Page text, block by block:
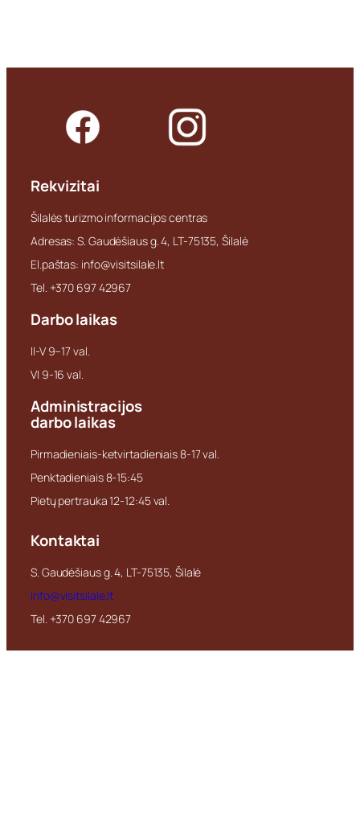
Rekvizitai
Šilalės turizmo informacijos centras
Adresas: S. Gaudėšiaus g. 4, LT-75135, Šilalė
El.paštas: info@visitsilale.lt
Tel. +370 697 42967
Darbo laikas
II-V 9–17 val.
VI 9-16 val.
Administracijos
darbo laikas
Pirmadieniais-ketvirtadieniais 8-17 val.
Penktadieniais 8-15:45
Pietų pertrauka 12-12:45 val.
Kontaktai
S. Gaudėšiaus g. 4, LT-75135, Šilalė
info@visitsilale.lt
Tel. +370 697 42967